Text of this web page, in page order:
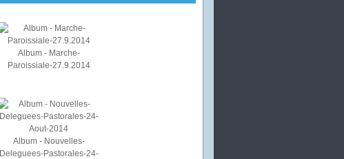
Album - Marche-
Paroissiale-27.9.2014
Album - Nouvelles-
Deleguees-Pastorales-24-